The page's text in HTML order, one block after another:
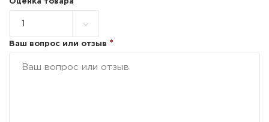
Ваш вопрос или отзыв *